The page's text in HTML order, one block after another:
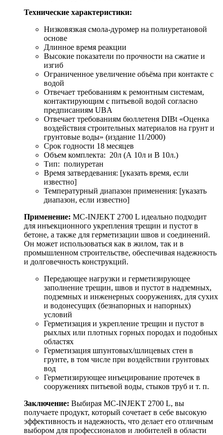
Технические характеристики:
Низковязкая смола-дуромер на полиуретановой
основе
Длинное время реакции
Высокие показатели по прочности на сжатие и
изгиб
Ограниченное увеличение объёма при контакте с
водой
Отвечает требованиям к ремонтным системам,
контактирующим с питьевой водой согласно
предписаниям UBA
Отвечает требованиям бюллетеня DIBt «Оценка
воздействия строительных материалов на грунт и
грунтовые воды» (издание 11/2000)
Срок годности 18 месяцев
Объем комплекта: 20л (А 10л и В 10л.)
Тип: полиуретан
Время затвердевания: [указать время, если
известно]
Температурный диапазон применения: [указать
диапазон, если известно]
Применение: MC-INJEKT 2700 L идеально подходит
для инъекционного укрепления трещин и пустот в
бетоне, а также для герметизации швов и соединений.
Он может использоваться как в жилом, так и в
промышленном строительстве, обеспечивая надежность
и долговечность конструкций.
Передающее нагрузки и герметизирующее
заполнение трещин, швов и пустот в надземных,
подземных и инженерных сооружениях, для сухих
и водонесущих (безнапорных и напорных)
условий
Герметизация и укрепление трещин и пустот в
рыхлых или плотных горных породах и подобных
областях
Герметизация шпунтовых/шлицевых стен в
грунте, в том числе при воздействии грунтовых
вод
Герметизирующее инъецирование протечек в
сооружениях питьевой воды, стыков труб и т. п.
Заключение: Выбирая MC-INJEKT 2700 L, вы
получаете продукт, который сочетает в себе высокую
эффективность и надежность, что делает его отличным
выбором для профессионалов и любителей в области